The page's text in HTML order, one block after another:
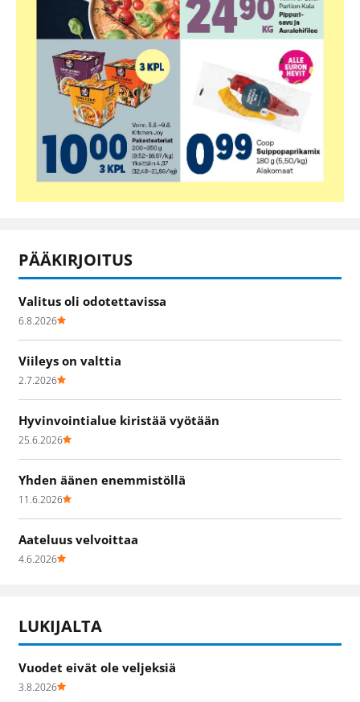
PÄÄKIRJOITUS
Valitus oli odotettavissa
6.8.2026
Viileys on valttia
2.7.2026
Hyvinvointialue kiristää vyötään
25.6.2026
Yhden äänen enemmistöllä
11.6.2026
Aateluus velvoittaa
4.6.2026
LUKIJALTA
Vuodet eivät ole veljeksiä
3.8.2026